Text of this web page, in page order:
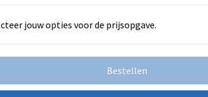
jouw opties voor de prijsopgave.
Bestellen